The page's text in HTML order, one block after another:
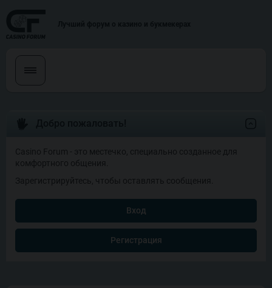
Casino Forum - это местечко, специально созданное для
комфортного общения.
Зарегистрируйтесь, чтобы оставлять сообщения.
Вход
Регистрация